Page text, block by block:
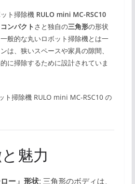
ト掃除機 RULO mini MC-RSC10
コンパクト さと独自の三角形の形状
般的な丸いロボット掃除機とは一
は、狭いスペースや家具の隙間、
に掃除するために設計されていま
ト掃除機 RULO mini MC-RSC10 の
魅力
ー」形状: 三角形のボディは、